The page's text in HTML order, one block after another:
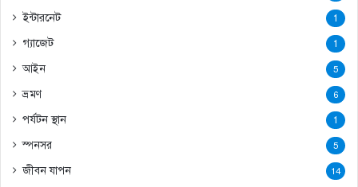
ইন্টারনেট 1
গ্যাজেট 1
আইন 5
ভ্রমণ 6
পর্যটন স্থান 1
স্পনসর 5
জীবন যাপন 14